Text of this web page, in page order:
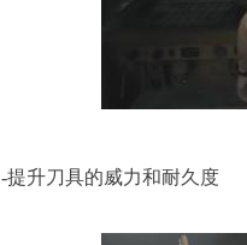
-提升刀具的威力和耐久度